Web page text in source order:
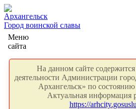
Архангельск
Город воинской славы
Меню
сайта
На данном сайте
деятельности Администрации
Архангельск» по
Актуальная информация
https://